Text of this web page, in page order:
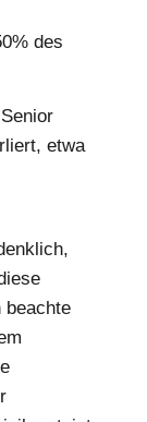
des
etwa
beachte